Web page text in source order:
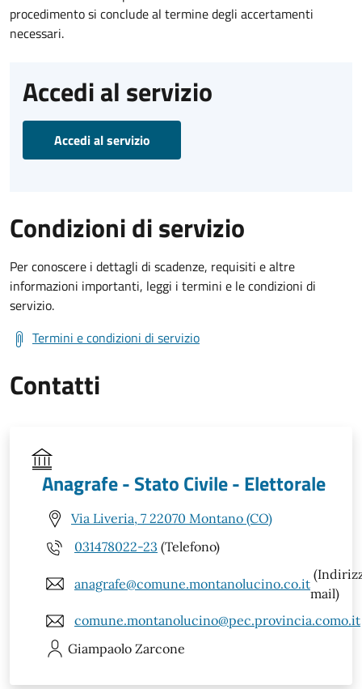
procedimento si conclude al termine degli accertamenti
necessari.
Accedi al servizio
Accedi al servizio
Condizioni di servizio
Per conoscere i dettagli di scadenze, requisiti e altre
informazioni importanti, leggi i termini e le condizioni di
servizio.
Termini e condizioni di servizio
Contatti
Anagrafe - Stato Civile - Elettorale
Via Liveria, 7 22070 Montano (CO)
031478022-23 (Telefono)
anagrafe@comune.montanolucino.co.it
mail)
comune.montanolucino@pec.provincia.como.it
Giampaolo Zarcone